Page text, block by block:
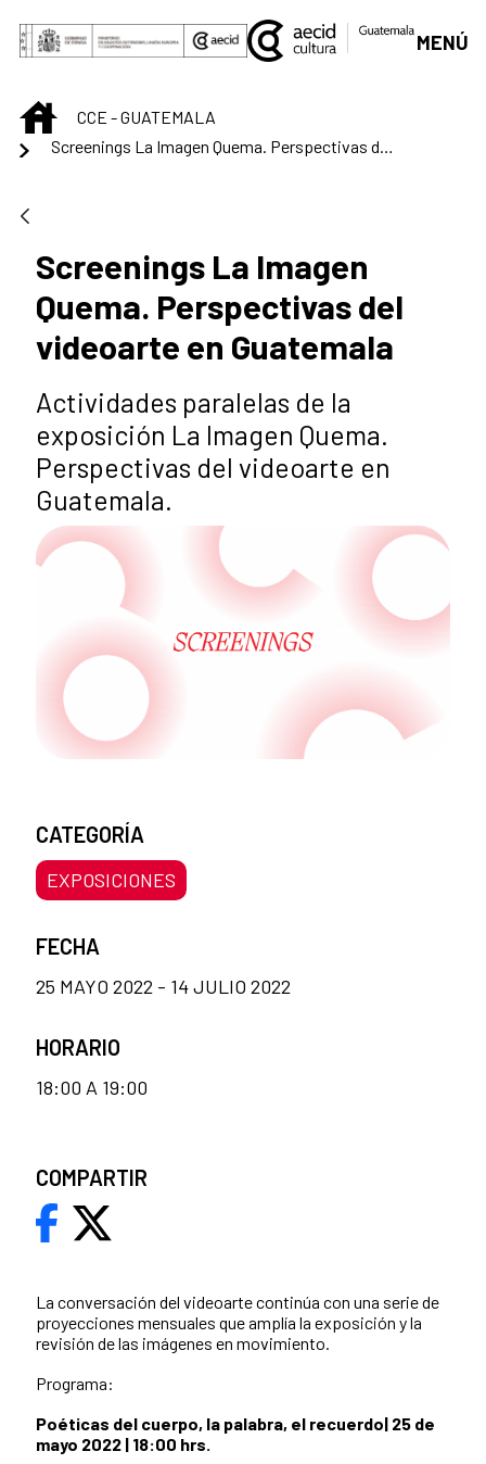
Saltar al contenido principal
MENÚ
INICIOCCE - GUATEMALA
Screenings La Imagen
Quema. Perspectivas del
videoarte en Guatemala
Actividades paralelas de la
exposición La Imagen Quema.
Perspectivas del videoarte en
Guatemala.
La conversación del videoarte continúa con una serie de
proyecciones mensuales que amplía la exposición y la
revisión de las imágenes en movimiento.
Programa:
Poéticas del cuerpo, la palabra, el recuerdo| 25 de
mayo 2022 | 18:00 hrs.
CATEGORÍA
EXPOSICIONES
FECHA
25 MAYO 2022 - 14 JULIO 2022
HORARIO
18:00 A 19:00
COMPARTIR